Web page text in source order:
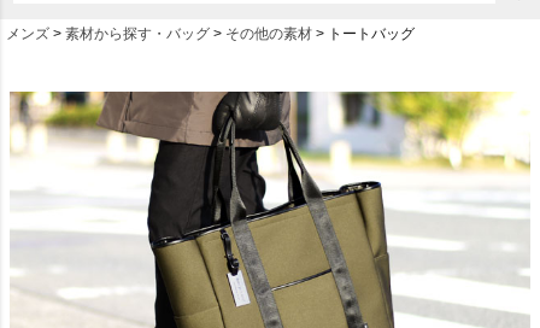
メンズ 素材から探す・バッグ その他の素材 トートバッグ